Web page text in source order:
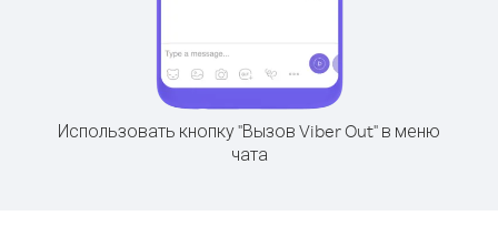
Использовать кнопку "Вызов Viber Out" в меню
чата